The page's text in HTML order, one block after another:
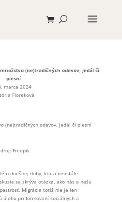
(ne)tradičných odevov, jedál či
piesní
marca 2024
Floreková
Freepik
dnešnej doby, ktorá neustále
sa skrýva otázka, ako nás a našu
Migrácia totiž nie je len
úlohu pri formovaní sociálnych a